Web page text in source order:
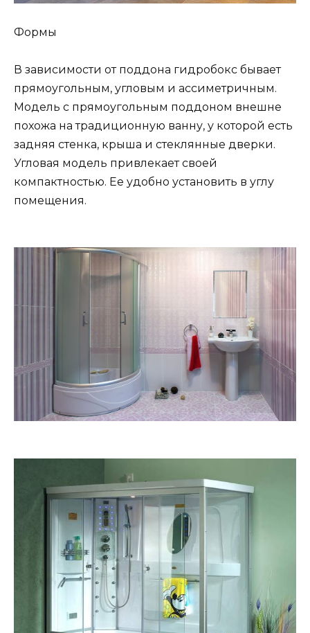
Формы
В зависимости от поддона гидробокс бывает
прямоугольным, угловым и ассиметричным.
Модель с прямоугольным поддоном внешне
похожа на традиционную ванну, у которой есть
задняя стенка, крыша и стеклянные дверки.
Угловая модель привлекает своей
компактностью. Ее удобно установить в углу
помещения.